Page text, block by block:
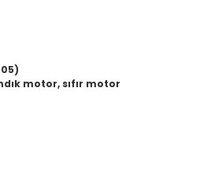
motor, sıfır motor